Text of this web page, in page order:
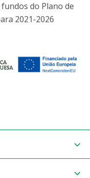
do Plano de
2021-2026